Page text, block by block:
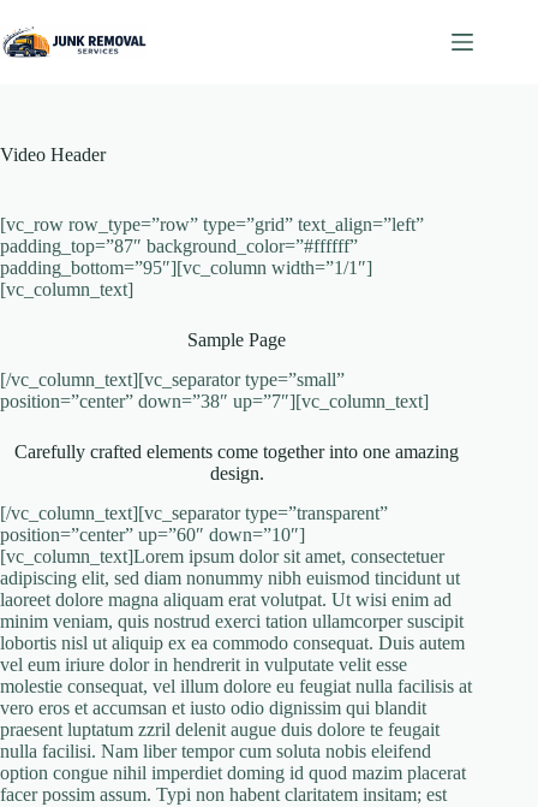
to
content
Video Header
[vc_row row_type=”row” type=”grid” text_align=”left”
padding_top=”87″ background_color=”#ffffff”
padding_bottom=”95″][vc_column width=”1/1″]
[vc_column_text]
Sample Page
[/vc_column_text][vc_separator type=”small”
position=”center” down=”38″ up=”7″][vc_column_text]
Carefully crafted elements come together into one amazing
design.
[/vc_column_text][vc_separator type=”transparent”
position=”center” up=”60″ down=”10″]
[vc_column_text]Lorem ipsum dolor sit amet, consectetuer
adipiscing elit, sed diam nonummy nibh euismod tincidunt ut
laoreet dolore magna aliquam erat volutpat. Ut wisi enim ad
minim veniam, quis nostrud exerci tation ullamcorper suscipit
lobortis nisl ut aliquip ex ea commodo consequat. Duis autem
vel eum iriure dolor in hendrerit in vulputate velit esse
molestie consequat, vel illum dolore eu feugiat nulla facilisis at
vero eros et accumsan et iusto odio dignissim qui blandit
praesent luptatum zzril delenit augue duis dolore te feugait
nulla facilisi. Nam liber tempor cum soluta nobis eleifend
option congue nihil imperdiet doming id quod mazim placerat
facer possim assum. Typi non habent claritatem insitam; est